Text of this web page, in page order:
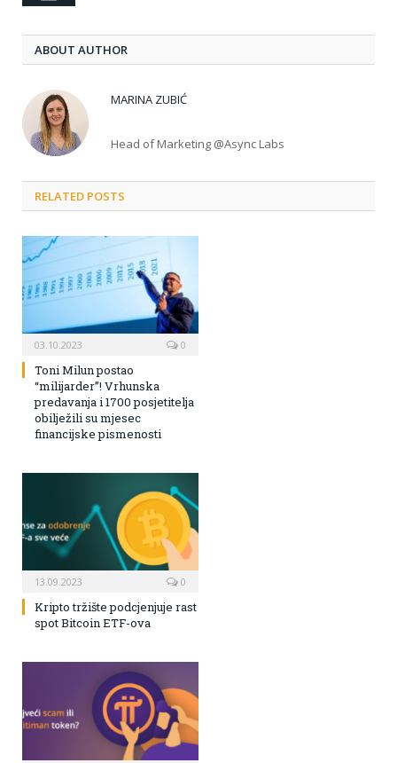
ABOUT AUTHOR
MARINA ZUBIĆ
Head of Marketing @Async Labs
RELATED POSTS
03.10.2023 0
Toni Milun postao
“milijarder”! Vrhunska
predavanja i 1700 posjetitelja
obilježili su mjesec
financijske pismenosti
13.09.2023 0
Kripto tržište podcjenjuje rast
spot Bitcoin ETF-ova